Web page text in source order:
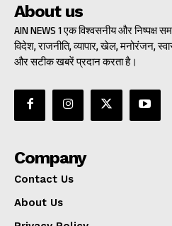
About us
AIN NEWS 1 एक विश्वसनीय और निष्पक्ष
विदेश, राजनीति, व्यापार, खेल, मनोरंजन,
और सटीक खबरें प्रदान करता है।
Company
Contact Us
About Us